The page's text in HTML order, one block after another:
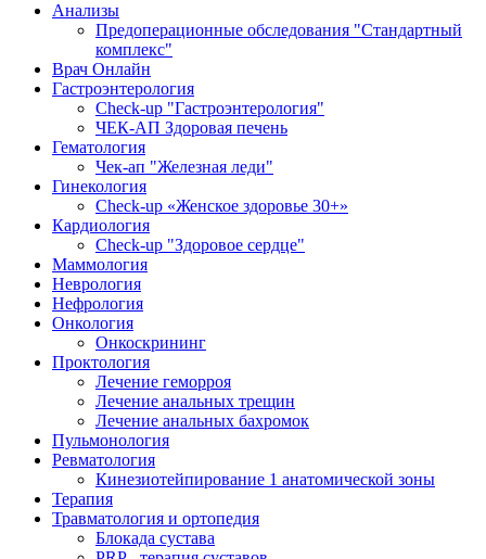
Анализы
Предоперационные обследования "Стандартный
комплекс"
Врач Онлайн
Гастроэнтерология
Check-up "Гастроэнтерология"
ЧЕК-АП Здоровая печень
Гематология
Чек-ап "Железная леди"
Гинекология
Check-up «Женское здоровье 30+»
Кардиология
Check-up "Здоровое сердце"
Маммология
Неврология
Нефрология
Онкология
Онкоскрининг
Проктология
Лечение геморроя
Лечение анальных трещин
Лечение анальных бахромок
Пульмонология
Ревматология
Кинезиотейпирование 1 анатомической зоны
Терапия
Травматология и ортопедия
Блокада сустава